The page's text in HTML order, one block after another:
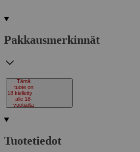
Pakkausmerkinnät
18
Tämä
tuote on
kielletty
alle 18-
vuotiailta
Tuotetiedot